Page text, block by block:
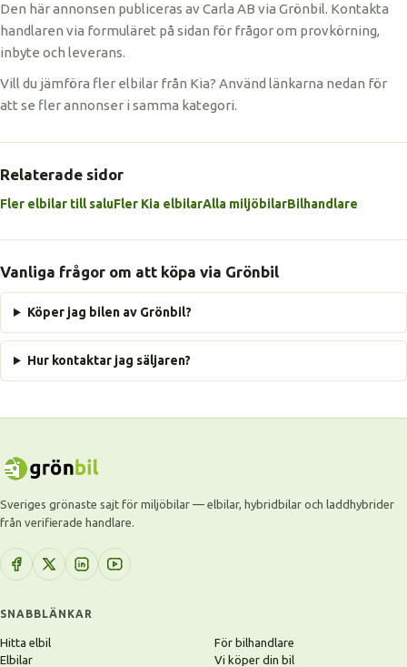
Den här annonsen publiceras av Carla AB via Grönbil. Kontakta
handlaren via formuläret på sidan för frågor om provkörning,
inbyte och leverans.
Vill du jämföra fler elbilar från Kia? Använd länkarna nedan för
att se fler annonser i samma kategori.
Relaterade sidor
Fler elbilar till saluFler Kia elbilarAlla miljöbilarBilhandlare
Vanliga frågor om att köpa via Grönbil
Köper jag bilen av Grönbil?
Hur kontaktar jag säljaren?
Sveriges grönaste sajt för miljöbilar — elbilar, hybridbilar och laddhybrider
från verifierade handlare.
SNABBLÄNKAR
Hitta elbil
Elbilar
För bilhandlare
Vi köper din bil